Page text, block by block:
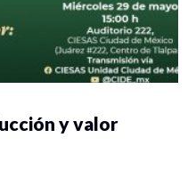
y valor